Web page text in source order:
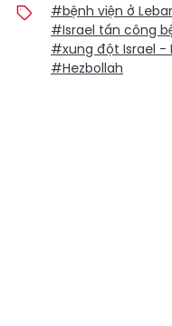
#bệnh viện ở
#Israel tấn công
#xung đột Israel -
#Hezbollah